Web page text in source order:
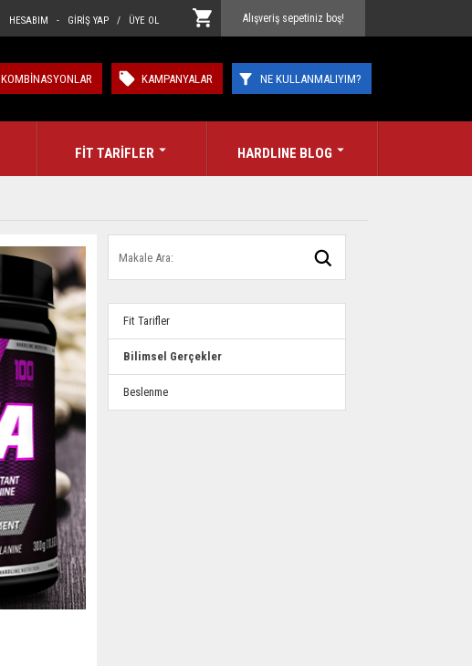
Alışveriş sepetiniz boş!
HESABIM - GİRİŞ YAP / ÜYE OL
NE KULLANMALIYIM?
KAMPANYALAR
KOMBİNASYONLAR
FİT TARİFLER HARDLINE BLOG
Fit Tarifler
Bilimsel Gerçekler
Beslenme